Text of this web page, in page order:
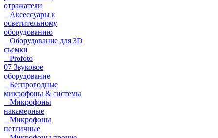
отражатели
Аксессуары к
осветительному
оборудованию
Оборудование для 3D
съемки
Profoto
07 Звуковое
оборудование
Беспроводные
микрофоны & системы
Микрофоны
накамерные
Микрофоны
петличные